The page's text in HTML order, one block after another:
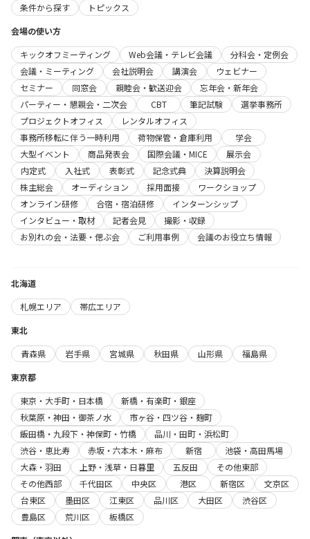
条件から探す
トピックス
会場の使い方
キックオフミーティング
Web会議・テレビ会議
分科会・定例会
会議・ミーティング
会社説明会 講演会
ウェビナー
セミナー
同窓会 親睦会・歓送迎会
忘年会・新年会
パーティー・懇親会・二次会
CBT 筆記試験
選挙事務所
プロジェクトオフィス
レンタルオフィス
事務所移転に伴う一時利用
荷物保管・倉庫利用
学会
大型イベント
商品発表会 国際会議・MICE
展示会
内定式
入社式 表彰式 記念式典
決算説明会
株主総会
オーディション 採用面接
ワークショップ
オンライン研修
合宿・宿泊研修
インターンシップ
インタビュー・取材
記者会見
撮影・収録
お別れの会・法要・偲ぶ会
ご利用事例 会議のお役立ち情報
北海道
札幌エリア
帯広エリア
東北
青森県
岩手県 宮城県 秋田県 山形県
福島県
東京都
東京・大手町・日本橋
新橋・有楽町・銀座
秋葉原・神田・御茶ノ水
市ヶ谷・四ツ谷・麹町
飯田橋・九段下・神保町・竹橋
品川・田町・浜松町
渋谷・恵比寿
赤坂・六本木・麻布 新宿
池袋・高田馬場
大森・羽田
上野・浅草・日暮里 五反田
その他東部
その他西部
千代田区 中央区 港区 新宿区
文京区
台東区
墨田区 江東区 品川区 大田区
渋谷区
豊島区
荒川区
板橋区